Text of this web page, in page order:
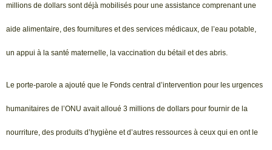
millions de dollars sont déjà mobilisés pour une assistance comprenant une
aide alimentaire, des fournitures et des services médicaux, de l’eau potable,
un appui à la santé maternelle, la vaccination du bétail et des abris.
Le porte-parole a ajouté que le Fonds central d’intervention pour les urgences
humanitaires de l’ONU avait alloué 3 millions de dollars pour fournir de la
nourriture, des produits d’hygiène et d’autres ressources à ceux qui en ont le